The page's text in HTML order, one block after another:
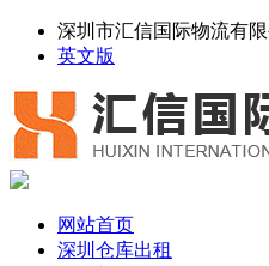
深圳市汇信国际物流有
英文版
网站首页
深圳仓库出租